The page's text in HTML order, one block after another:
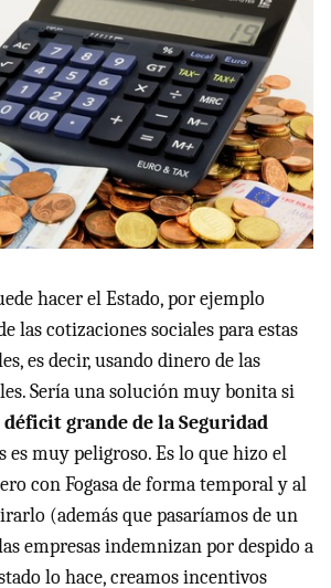
hacer el Estado, por ejemplo
las cotizaciones sociales para estas
es decir, usando dinero de las
Sería una solución muy bonita si
grande de la Seguridad
es muy peligroso. Es lo que hizo el
con Fogasa de forma temporal y al
(además que pasaríamos de un
empresas indemnizan por despido a
lo hace, creamos incentivos